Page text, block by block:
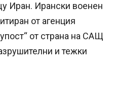
Иран. Ирански военен
от агенция
от страна на САЩ
и тежки